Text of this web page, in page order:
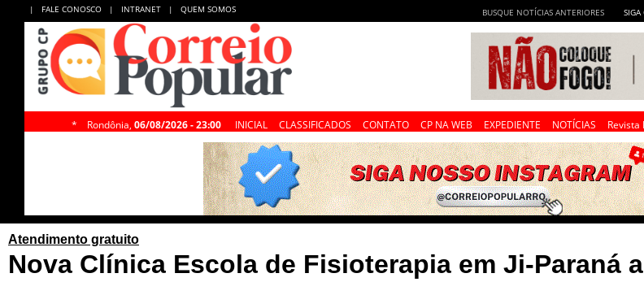
| FALE CONOSCO | INTRANET | QUEM SOMOS BUSQUE NOTÍCIAS ANTERIORES SIGA
* Rondônia, 06/08/2026 - 23:00 INICIAL CLASSIFICADOS CONTATO CP NA WEB EXPEDIENTE NOTÍCIAS Revista
Atendimento gratuito
Nova Clínica Escola de Fisioterapia em Ji-Paraná